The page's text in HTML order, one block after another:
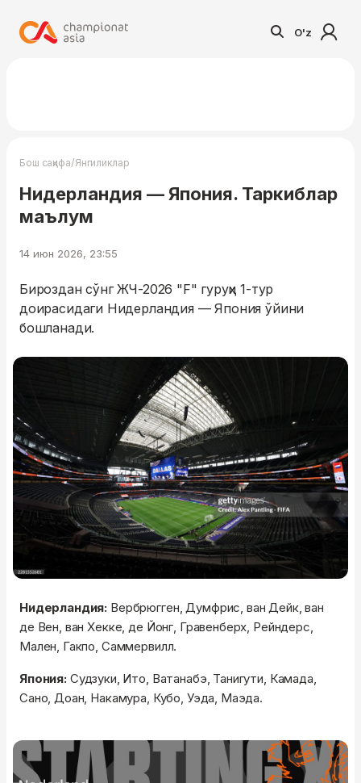
O'z
Бош саҳифа/Янгиликлар
Нидерландия — Япония. Таркиблар
маълум
14 июн 2026, 23:55
Бироздан сўнг ЖЧ-2026 "F" гуруҳи 1-тур
доирасидаги Нидерландия — Япония ўйини
бошланади.
Нидерландия: Вербрюгген, Думфрис, ван Дейк, ван
де Вен, ван Хекке, де Йонг, Гравенберх, Рейндерс,
Мален, Гакпо, Саммервилл.
Япония:Судзуки, Ито, Ватанабэ, Танигути, Камада,
Сано, Доан, Накамура, Кубо, Уэда, Маэда.